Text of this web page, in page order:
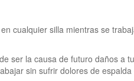
cualquier silla mientras se
ser la causa de futuro daños a
sin sufrir dolores de espalda